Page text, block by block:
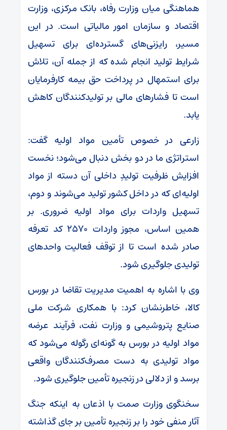
هماهنگی میان وزارت رفاه، بانک مرکزی، وزارت
اقتصاد و سازمان امور مالیاتی است. در این
مسیر، رایزنی‌های گسترده‌ای برای تسهیل
شرایط تولید انجام شده که از جمله آن، تلاش
برای استمهال در پرداخت حق بیمه کارفرمایان
است تا فشار‌های مالی بر تولیدکنندگان کاهش
یابد.
زارعی در خصوص تأمین مواد اولیه گفت:
استراتژی ما در دو بخش دنبال می‌شود؛ نخست
افزایش ظرفیت تولیدِ داخلی آن دسته از مواد
اولیه‌ای که در داخل کشور تولید می‌شوند و دوم،
تسهیل واردات برای مواد اولیه ضروری. بر
همین اساس، مجوز واردات ۲۵۷۰ کد تعرفه
صادر شده است تا از توقف فعالیت واحد‌های
تولیدی جلوگیری شود.
وی با اشاره به اهمیت مدیریت تقاضا در بورس
کالا، خاطرنشان کرد: با همکاری شرکت ملی
صنایع پتروشیمی و وزارت نفت، فرآیند عرضه
مواد اولیه در بورس به گونه‌ای رگوله می‌شود که
مواد تولیدی به دست مصرف‌کنندگان واقعی
برسد و از دلالی در زنجیره تأمین جلوگیری شود.
سخنگوی وزارت صمت با اذعان به اینکه جنگ
آثار منفی خود را بر زنجیره تأمین بر جای گذاشته